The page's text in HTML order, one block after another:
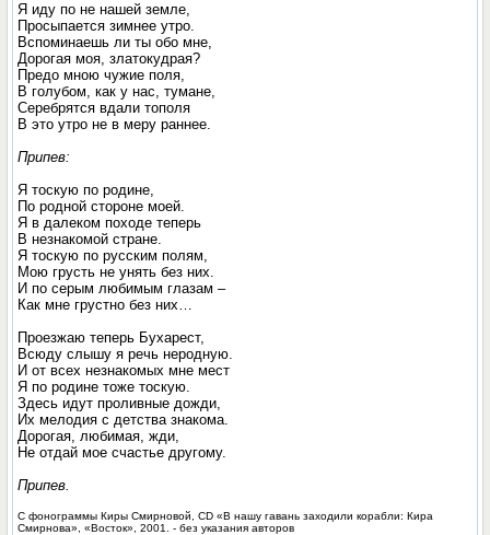
Я иду по не нашей земле,
Просыпается зимнее утро.
Вспоминаешь ли ты обо мне,
Дорогая моя, златокудрая?
Предо мною чужие поля,
В голубом, как у нас, тумане,
Серебрятся вдали тополя
В это утро не в меру раннее.
Припев:
Я тоскую по родине,
По родной стороне моей.
Я в далеком походе теперь
В незнакомой стране.
Я тоскую по русским полям,
Мою грусть не унять без них.
И по серым любимым глазам –
Как мне грустно без них…
Проезжаю теперь Бухарест,
Всюду слышу я речь неродную.
И от всех незнакомых мне мест
Я по родине тоже тоскую.
Здесь идут проливные дожди,
Их мелодия с детства знакома.
Дорогая, любимая, жди,
Не отдай мое счастье другому.
Припев.
С фонограммы Киры Смирновой, CD «В нашу гавань заходили корабли: Кира
Смирнова», «Восток», 2001. - без указания авторов